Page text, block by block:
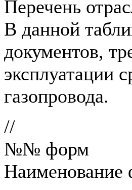
Перечень
В данной
документов,
эксплуатации
газопровода.
//
№№ форм
Наименование